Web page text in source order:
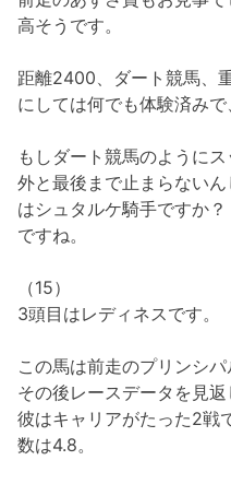
高そうです。
距離2400、ダート競馬、
にしては何でも体験済みで
もしダート競馬のように
外と最後まで止まらない
はシュタルケ騎手ですか
ですね。
（15）
3頭目はレディネスです。
この馬は前走のプリンシ
その後レースデータを見
彼はキャリアがたった2戦
数は4.8。